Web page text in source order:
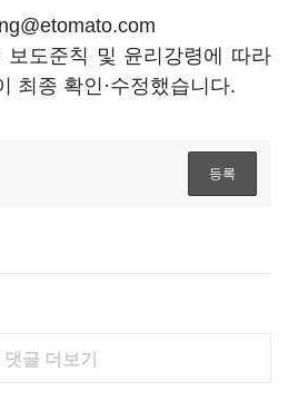
보도준칙 및 윤리강령에 따라
최종 확인·수정했습니다.
댓글 더보기